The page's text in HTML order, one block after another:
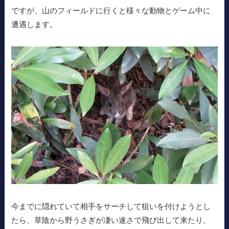
ですが、山のフィールドに行くと様々な動物とゲーム中に
遭遇します。
今までに隠れていて相手をサーチして狙いを付けようとし
たら、草陰から野うさぎが凄い速さで飛び出して来たり、